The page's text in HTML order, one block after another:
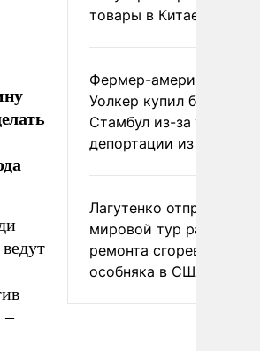
–
товары в Китае
Фермер-американец
Уолкер купил билет в
Стамбул из-за угрозы
депортации из России
Лагутенко отправился в
мировой тур ради
ремонта сгоревшего
особняка в США